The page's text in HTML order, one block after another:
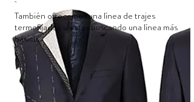
También ofrecemos una línea de trajes
termofijados si estás buscando una línea más
básica.